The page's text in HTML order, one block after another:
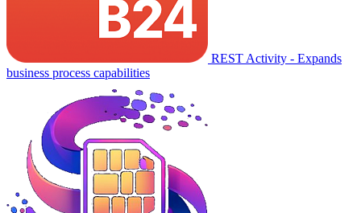
REST Activity - Expands
business process capabilities